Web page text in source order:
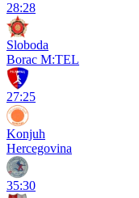
28:28
Sloboda
Borac M:TEL
27:25
Konjuh
Hercegovina
35:30